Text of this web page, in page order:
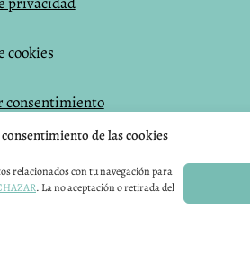
de las cookies
relacionados con tu navegación para
. La no aceptación o retirada del
cookies
consentimiento